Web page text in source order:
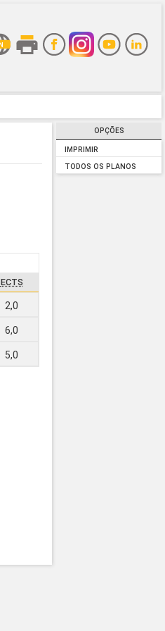
OPÇÕES
IMPRIMIR
TODOS OS PLANOS
ECTS
2,0
6,0
5,0